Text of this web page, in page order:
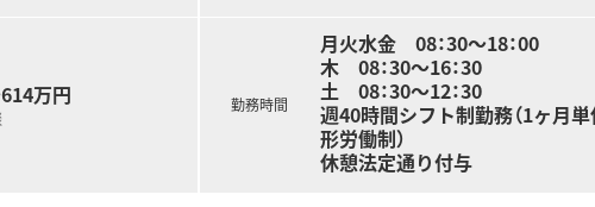
ションの支援として、医療・保険・福祉・マタニティ等、様々なテ
分担を行い、薬剤師の業務負担軽減を行っています。
く、フォロー体制も整っています。
て、有給休暇消化が促進されています。
サービス残業」はございません。各店舗基本的に残業は少ないため
です。※繁忙期等は科目によって残業が発生してしまう可能性はござ
万円 勤務時間
月火水金 08：30～18：00
木 08：30～16：30
土 08：30～12：30
週40時間シフト制勤務（1ヶ月
形労働制）
休憩法定通り付与